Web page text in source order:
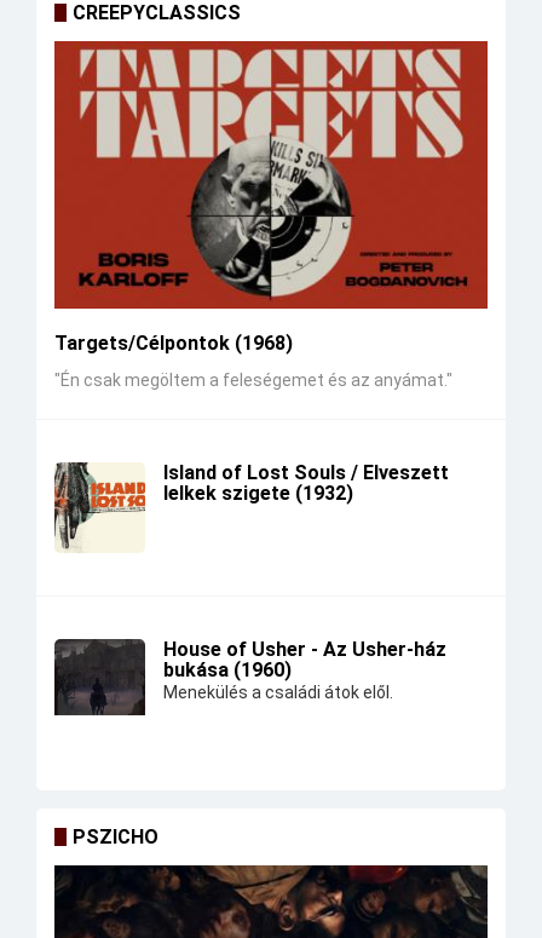
CREEPYCLASSICS
Targets/Célpontok (1968)
"Én csak megöltem a feleségemet és az anyámat."
Island of Lost Souls / Elveszett
lelkek szigete (1932)
House of Usher - Az Usher-ház
bukása (1960)
Menekülés a családi átok elől.
PSZICHO